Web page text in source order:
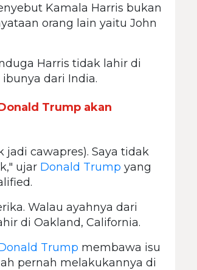
Kamala Harris bukan
orang lain yaitu John
Harris tidak lahir di
dari India.
Trump akan
cawapres). Saya tidak
ujar Donald Trump yang
Walau ayahnya dari
di Oakland, California.
Trump membawa isu
pernah melakukannya di